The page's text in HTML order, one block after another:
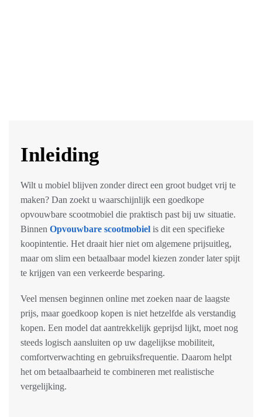
Inleiding
Wilt u mobiel blijven zonder direct een groot budget vrij te
maken? Dan zoekt u waarschijnlijk een goedkope
opvouwbare scootmobiel die praktisch past bij uw situatie.
Binnen Opvouwbare scootmobiel is dit een specifieke
koopintentie. Het draait hier niet om algemene prijsuitleg,
maar om slim een betaalbaar model kiezen zonder later spijt
te krijgen van een verkeerde besparing.
Veel mensen beginnen online met zoeken naar de laagste
prijs, maar goedkoop kopen is niet hetzelfde als verstandig
kopen. Een model dat aantrekkelijk geprijsd lijkt, moet nog
steeds logisch aansluiten op uw dagelijkse mobiliteit,
comfortverwachting en gebruiksfrequentie. Daarom helpt
het om betaalbaarheid te combineren met realistische
vergelijking.